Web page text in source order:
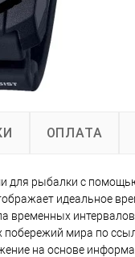
ОПЛАТА
рыбалки с
идеальное
временных
мира по
на основе